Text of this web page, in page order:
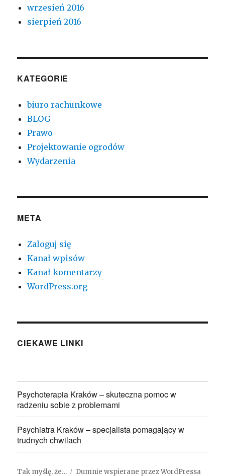
wrzesień 2016
sierpień 2016
KATEGORIE
biuro rachunkowe
BLOG
Prawo
Projektowanie ogrodów
Wydarzenia
META
Zaloguj się
Kanał wpisów
Kanał komentarzy
WordPress.org
CIEKAWE LINKI
Psychoterapia Kraków – skuteczna pomoc w
radzeniu sobie z problemami
Psychiatra Kraków – specjalista pomagający w
trudnych chwilach
Tak myślę, że… Dumnie wspierane przez WordPressa